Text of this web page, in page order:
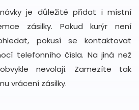
je důležité přidat i místní
zásilky. Pokud kurýr není
pokusí se kontaktovat
telefonního čísla. Na jiná než
nevolají. Zamezíte tak
vrácení zásilky.